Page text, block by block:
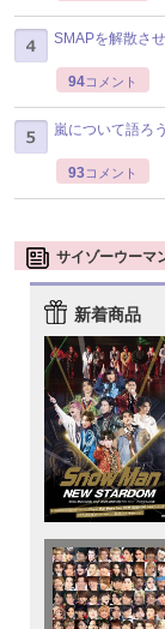
SMAPを解散さ
94コメント
嵐について語ろう
93コメント
サイゾーウーマ
新着商品